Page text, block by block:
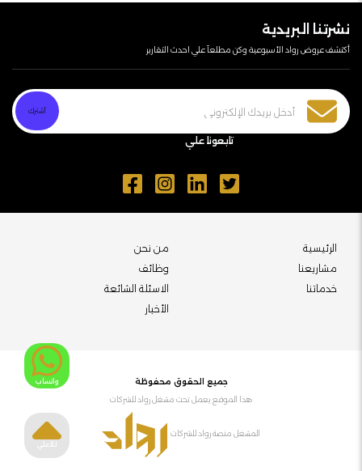
نشرتنا البريدية
أكتشف عروض رواد الأسبوعية وكن مطلعآ علي احدث التقارير
تابعونا علي
الرئيسية
مشاريعنا
خدماتنا
من نحن
وظائف
الاسئلة الشائعة
الأخبار
جميع الحقوق محفوظة
هذا الموقع يعمل تحت مشغل رواد للشركات
المشغل منصة رواد للشركات
واتساب
للأعلي